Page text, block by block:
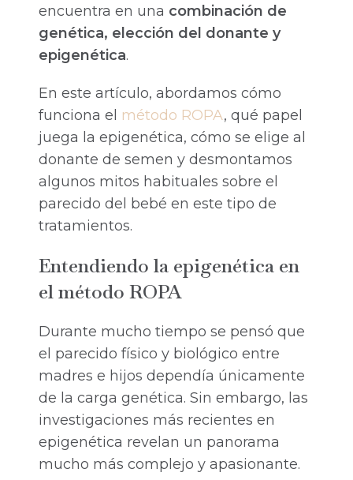
encuentra en una combinación de
genética, elección del donante y
epigenética.
En este artículo, abordamos cómo
funciona el método ROPA, qué papel
juega la epigenética, cómo se elige al
donante de semen y desmontamos
algunos mitos habituales sobre el
parecido del bebé en este tipo de
tratamientos.
Entendiendo la epigenética en
el método ROPA
Durante mucho tiempo se pensó que
el parecido físico y biológico entre
madres e hijos dependía únicamente
de la carga genética. Sin embargo, las
investigaciones más recientes en
epigenética revelan un panorama
mucho más complejo y apasionante.